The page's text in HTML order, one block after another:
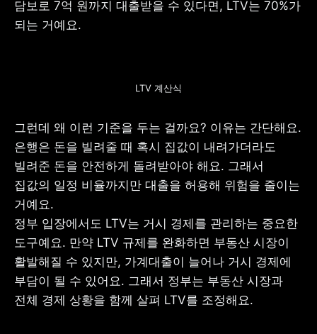
이메일 : help@tossbank.com
채널
담보로 7억 원까지 대출받을 수 있다면, LTV는 70%가
되는 거예요.
LTV 계산식
그런데 왜 이런 기준을 두는 걸까요? 이유는 간단해요.
은행은 돈을 빌려줄 때 혹시 집값이 내려가더라도
빌려준 돈을 안전하게 돌려받아야 해요. 그래서
집값의 일정 비율까지만 대출을 허용해 위험을 줄이는
거예요.
정부 입장에서도 LTV는 거시 경제를 관리하는 중요한
도구예요. 만약 LTV 규제를 완화하면 부동산 시장이
활발해질 수 있지만, 가계대출이 늘어나 거시 경제에
부담이 될 수 있어요. 그래서 정부는 부동산 시장과
전체 경제 상황을 함께 살펴 LTV를 조정해요.